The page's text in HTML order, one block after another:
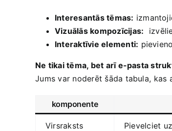
Interesantās tēmas:
Vizuālās kompozīcijas:
Interaktīvie elementi:
Ne tikai tēma, bet arī e-pasta
⁢Jums var noderēt šāda‌ tabula, ⁤kas
komponente
Virsraksts Pievelciet